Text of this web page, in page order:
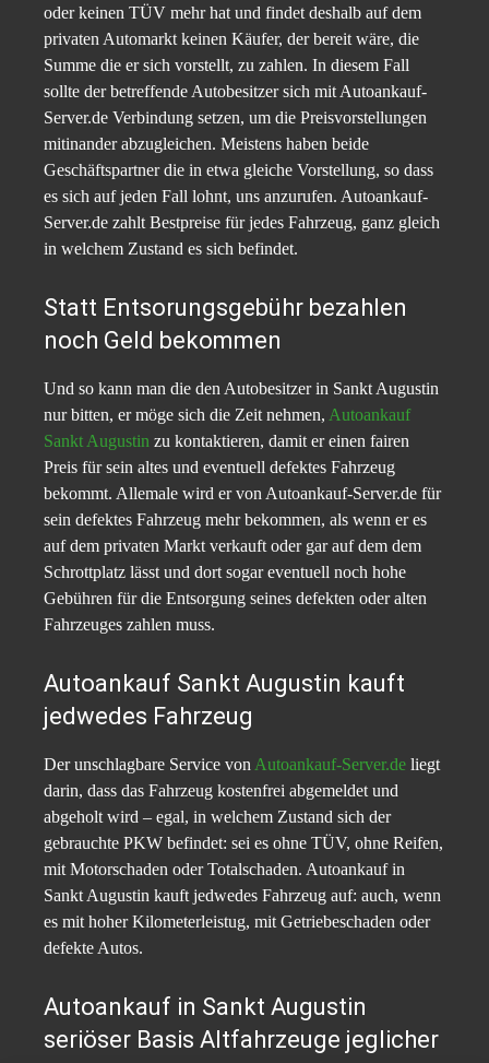
oder keinen TÜV mehr hat und findet deshalb auf dem
privaten Automarkt keinen Käufer, der bereit wäre, die
Summe die er sich vorstellt, zu zahlen. In diesem Fall
sollte der betreffende Autobesitzer sich mit Autoankauf-
Server.de Verbindung setzen, um die Preisvorstellungen
mitinander abzugleichen. Meistens haben beide
Geschäftspartner die in etwa gleiche Vorstellung, so dass
es sich auf jeden Fall lohnt, uns anzurufen. Autoankauf-
Server.de zahlt Bestpreise für jedes Fahrzeug, ganz gleich
in welchem Zustand es sich befindet.
Statt Entsorungsgebühr bezahlen
noch Geld bekommen
Und so kann man die den Autobesitzer in Sankt Augustin
nur bitten, er möge sich die Zeit nehmen, Autoankauf
Sankt Augustin zu kontaktieren, damit er einen fairen
Preis für sein altes und eventuell defektes Fahrzeug
bekommt. Allemale wird er von Autoankauf-Server.de für
sein defektes Fahrzeug mehr bekommen, als wenn er es
auf dem privaten Markt verkauft oder gar auf dem dem
Schrottplatz lässt und dort sogar eventuell noch hohe
Gebühren für die Entsorgung seines defekten oder alten
Fahrzeuges zahlen muss.
Autoankauf Sankt Augustin kauft
jedwedes Fahrzeug
Der unschlagbare Service von Autoankauf-Server.de liegt
darin, dass das Fahrzeug kostenfrei abgemeldet und
abgeholt wird – egal, in welchem Zustand sich der
gebrauchte PKW befindet: sei es ohne TÜV, ohne Reifen,
mit Motorschaden oder Totalschaden. Autoankauf in
Sankt Augustin kauft jedwedes Fahrzeug auf: auch, wenn
es mit hoher Kilometerleistug, mit Getriebeschaden oder
defekte Autos.
Autoankauf in Sankt Augustin
seriöser Basis Altfahrzeuge jeglicher